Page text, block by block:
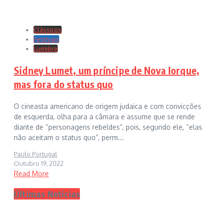
Clássicos
Festivais
Lumière
Sidney Lumet, um príncipe de Nova Iorque,
mas fora do status quo
O cineasta americano de origem judaica e com convicções
de esquerda, olha para a câmara e assume que se rende
diante de “personagens rebeldes”, pois, segundo ele, “elas
não aceitam o status quo”, perm...
Paulo Portugal
Outubro 19, 2022
Read More
Últimas Notícias